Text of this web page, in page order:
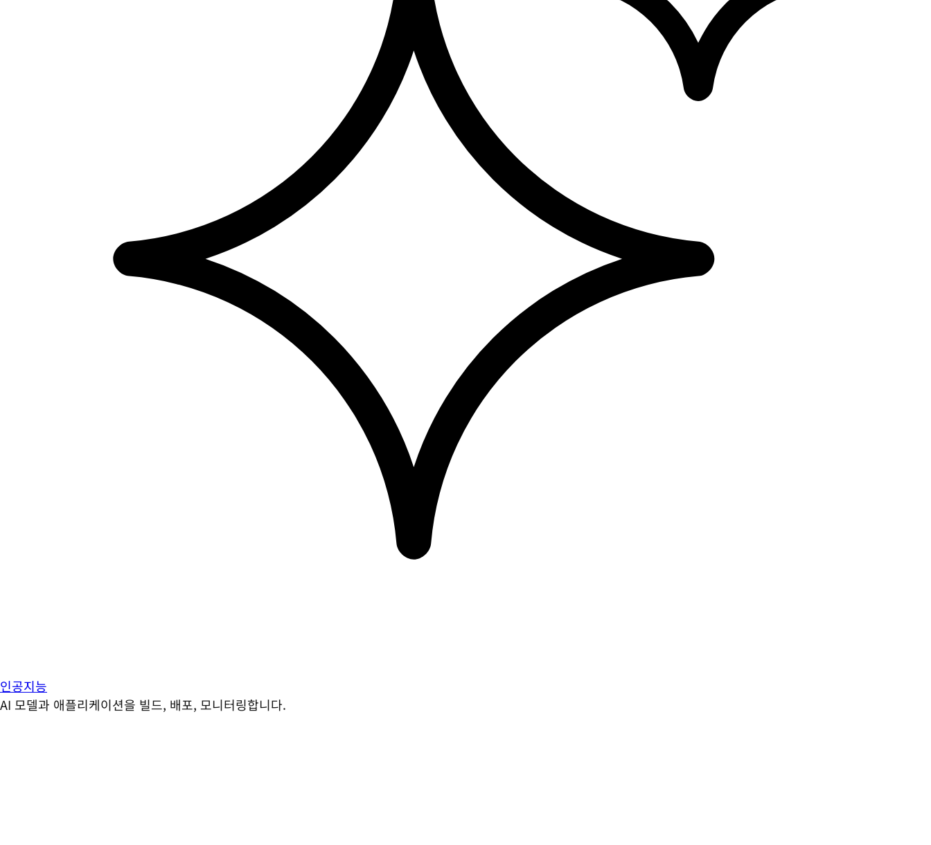
인공지능
AI 모델과 애플리케이션을 빌드, 배포, 모니터링합니다.